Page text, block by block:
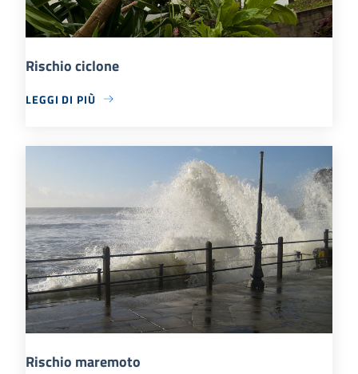
Rischio ciclone
LEGGI DI PIÙ
Rischio maremoto